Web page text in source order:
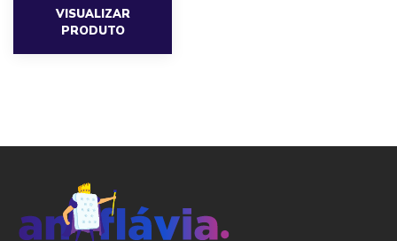
VISUALIZAR
PRODUTO